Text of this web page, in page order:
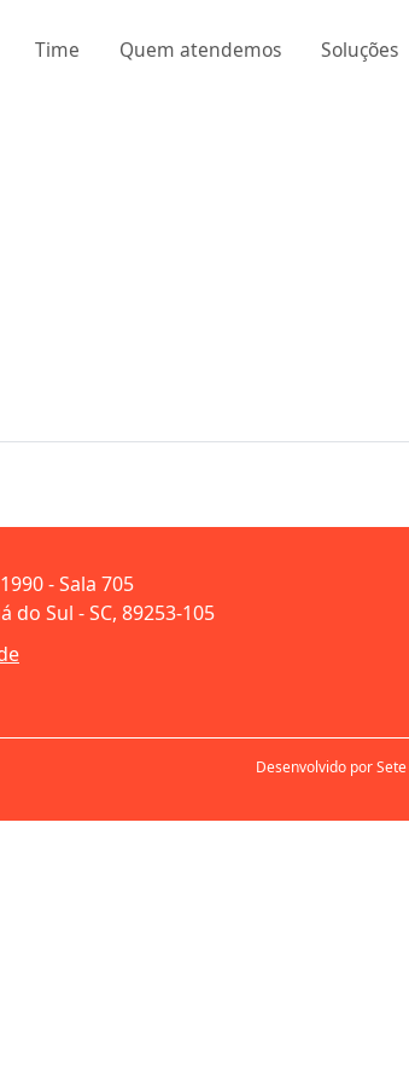
Time Quem atendemos Soluções
- Sala 705
do Sul - SC, 89253-105
Desenvolvido por